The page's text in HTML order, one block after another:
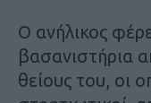
Ο ανήλικος
βασανιστήρια
θείους του, οι